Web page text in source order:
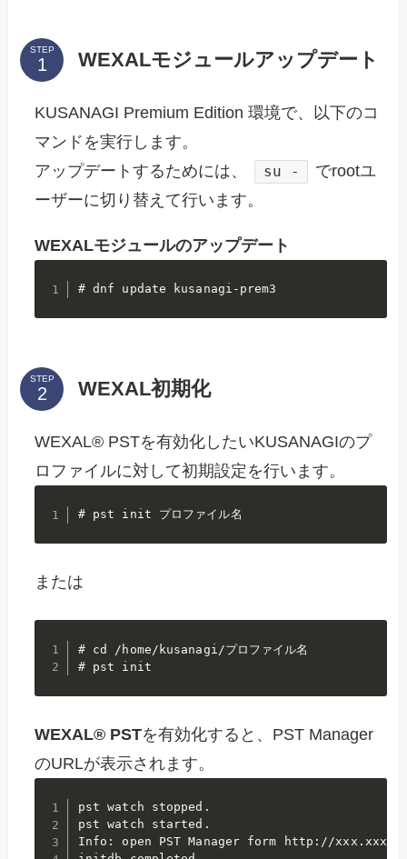
STEP WEXALモジュールアップデート
KUSANAGI Premium Edition 環境で、以下のコ
マンドを実行します。
アップデートするためには、
su -
でrootユ
ーザーに切り替えて行います。
WEXALモジュールのアップデート
# dnf update kusanagi-prem3
STEP WEXAL初期化
WEXAL® PSTを有効化したいKUSANAGIのプ
ロファイルに対して初期設定を行います。
# pst init プロファイル名
または
# cd /home/kusanagi/プロファイル名
# pst init
WEXAL® PSTを有効化すると、PST Manager
のURLが表示されます。
pst watch stopped.
pst watch started.
Info: open PST Manager form http://